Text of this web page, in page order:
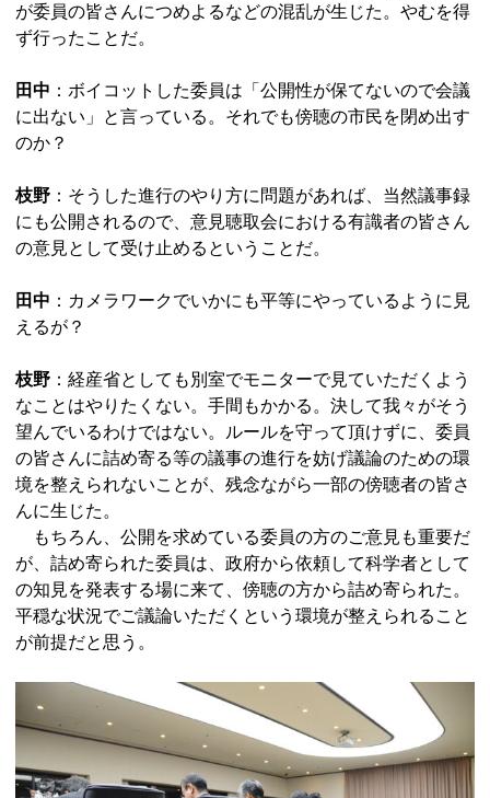
が委員の皆さんにつめよるなどの混乱が生じた。やむを得
ず行ったことだ。
田中 ：ボイコットした委員は「公開性が保てないので会議
に出ない」と言っている。それでも傍聴の市民を閉め出す
のか？
枝野 ：そうした進行のやり方に問題があれば、当然議事録
にも公開されるので、意見聴取会における有識者の皆さん
の意見として受け止めるということだ。
田中 ：カメラワークでいかにも平等にやっているように見
えるが？
枝野 ：経産省としても別室でモニターで見ていただくよう
なことはやりたくない。手間もかかる。決して我々がそう
望んでいるわけではない。ルールを守って頂けずに、委員
の皆さんに詰め寄る等の議事の進行を妨げ議論のための環
境を整えられないことが、残念ながら一部の傍聴者の皆さ
んに生じた。
もちろん、公開を求めている委員の方のご意見も重要だ
が、詰め寄られた委員は、政府から依頼して科学者として
の知見を発表する場に来て、傍聴の方から詰め寄られた。
平穏な状況でご議論いただくという環境が整えられること
が前提だと思う。